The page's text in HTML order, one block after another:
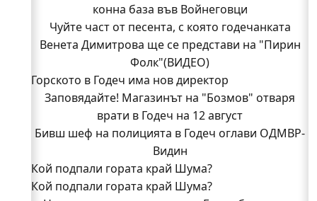
конна база във Войнеговци
Чуйте част от песента, с която годечанката
Венета Димитрова ще се представи на "Пирин
Фолк"(ВИДЕО)
Горското в Годеч има нов директор
Заповядайте! Магазинът на "Бозмов" отваря
врати в Годеч на 12 август
Бивш шеф на полицията в Годеч оглави ОДМВР-
Видин
Кой подпали гората край Шума?
Младежи от Люлин и Део сред първите
Кой подпали гората край Шума?